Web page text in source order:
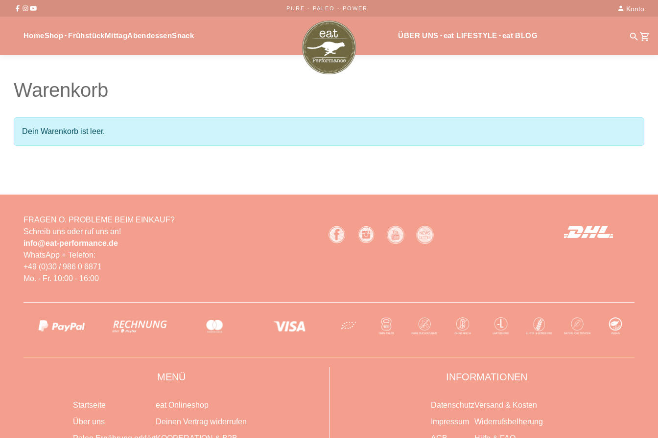
PURE · PALEO · POWER Konto
HomeShop FrühstückMittagAbendessenSnack ÜBER UNS eat LIFESTYLE eat BLOG
Warenkorb
Dein Warenkorb ist leer.
FRAGEN O. PROBLEME BEIM EINKAUF?
Schreib uns oder ruf uns an!
info@eat-performance.de
WhatsApp + Telefon:
+49 (0)30 / 986 0 6871
Mo. - Fr. 10:00 - 16:00
MENÜ
Startseite
Über uns
eat Onlineshop
Deinen Vertrag widerrufen
INFORMATIONEN
Datenschutz
Impressum
Versand & Kosten
Widerrufsbelherung